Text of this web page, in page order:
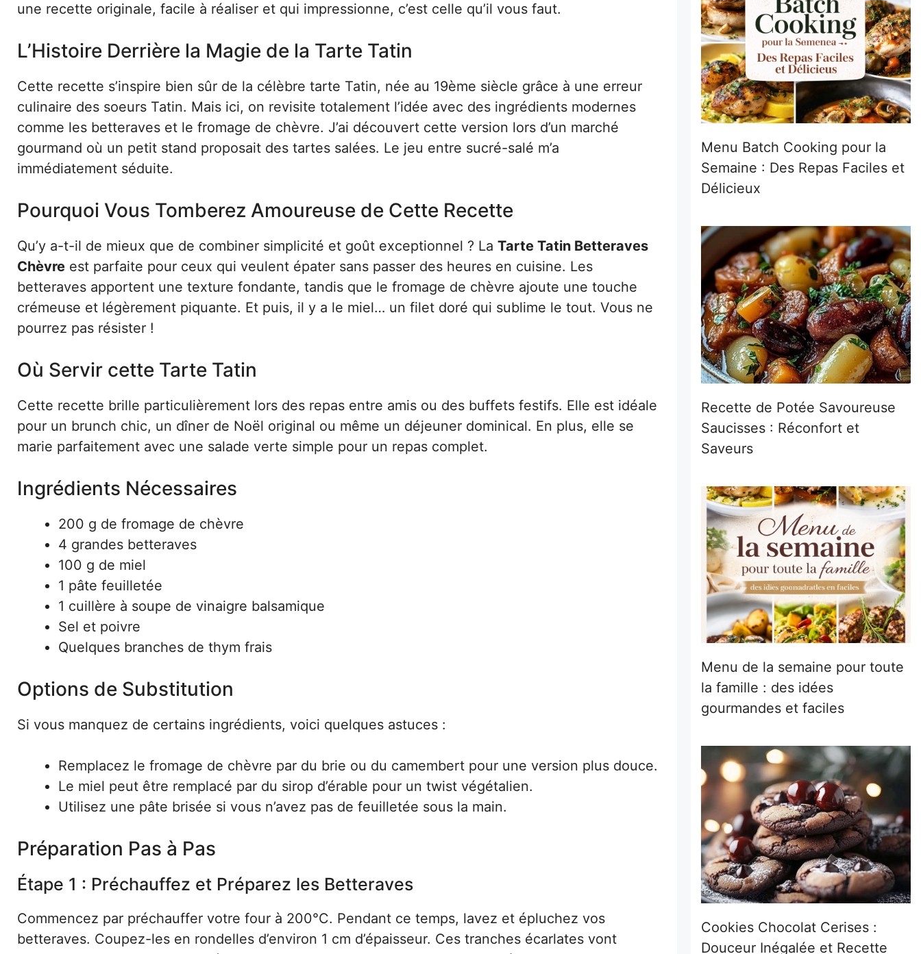
une recette originale, facile à réaliser et qui impressionne, c’est celle qu’il vous faut.
L’Histoire Derrière la Magie de la Tarte Tatin
Cette recette s’inspire bien sûr de la célèbre tarte Tatin, née au 19ème siècle grâce à une erreur
culinaire des soeurs Tatin. Mais ici, on revisite totalement l’idée avec des ingrédients modernes
comme les betteraves et le fromage de chèvre. J’ai découvert cette version lors d’un marché
gourmand où un petit stand proposait des tartes salées. Le jeu entre sucré-salé m’a
immédiatement séduite.
Pourquoi Vous Tomberez Amoureuse de Cette Recette
Qu’y a-t-il de mieux que de combiner simplicité et goût exceptionnel ? La Tarte Tatin Betteraves
Chèvre est parfaite pour ceux qui veulent épater sans passer des heures en cuisine. Les
betteraves apportent une texture fondante, tandis que le fromage de chèvre ajoute une touche
crémeuse et légèrement piquante. Et puis, il y a le miel… un filet doré qui sublime le tout. Vous ne
pourrez pas résister !
Où Servir cette Tarte Tatin
Cette recette brille particulièrement lors des repas entre amis ou des buffets festifs. Elle est idéale
pour un brunch chic, un dîner de Noël original ou même un déjeuner dominical. En plus, elle se
marie parfaitement avec une salade verte simple pour un repas complet.
Ingrédients Nécessaires
200 g de fromage de chèvre
4 grandes betteraves
100 g de miel
1 pâte feuilletée
1 cuillère à soupe de vinaigre balsamique
Sel et poivre
Quelques branches de thym frais
Options de Substitution
Si vous manquez de certains ingrédients, voici quelques astuces :
Remplacez le fromage de chèvre par du brie ou du camembert pour une version plus douce.
Le miel peut être remplacé par du sirop d’érable pour un twist végétalien.
Utilisez une pâte brisée si vous n’avez pas de feuilletée sous la main.
Préparation Pas à Pas
Étape 1 : Préchauffez et Préparez les Betteraves
Commencez par préchauffer votre four à 200°C. Pendant ce temps, lavez et épluchez vos
betteraves. Coupez-les en rondelles d’environ 1 cm d’épaisseur. Ces tranches écarlates vont
Menu Batch Cooking pour la
Semaine : Des Repas Faciles et
Délicieux
Recette de Potée Savoureuse
Saucisses : Réconfort et
Saveurs
Menu de la semaine pour toute
la famille : des idées
gourmandes et faciles
Cookies Chocolat Cerises :
Douceur Inégalée et Recette